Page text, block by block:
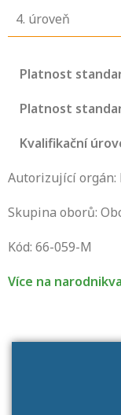
4. úroveň
Platnost
Platnost
Kvalifikační
Autorizující orgán:
Skupina oborů:
Kód: 66-059-M
Více na
Víte, jaké